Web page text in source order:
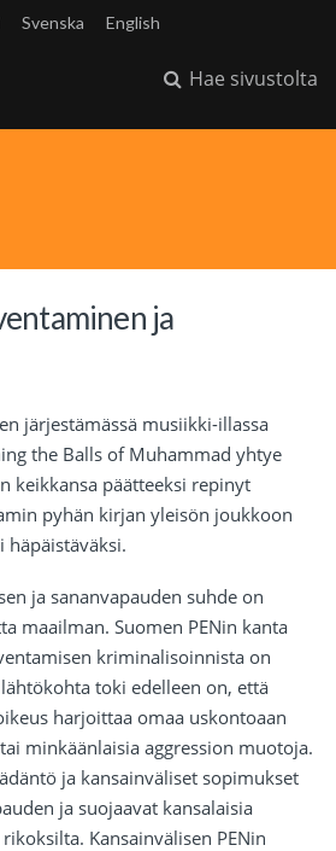
Svenska English
Hae sivustolta
ja
järjestämässä musiikki-illassa
the Balls of Muhammad yhtye
keikkansa päätteeksi repinyt
pyhän kirjan yleisön joukkoon
häpäistäväksi.
ja sananvapauden suhde on
maailman. Suomen PENin kanta
kriminalisoinnista on
toki edelleen on, että
harjoittaa omaa uskontoaan
minkäänlaisia aggression muotoja.
ja kansainväliset sopimukset
ja suojaavat kansalaisia
Kansainvälisen PENin